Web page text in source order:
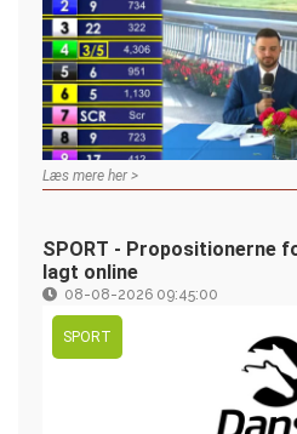
Læs mere her >
SPORT - Propositionerne
lagt online
08-08-2026 09:45:00
SPORT